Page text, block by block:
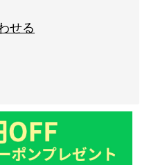
せる